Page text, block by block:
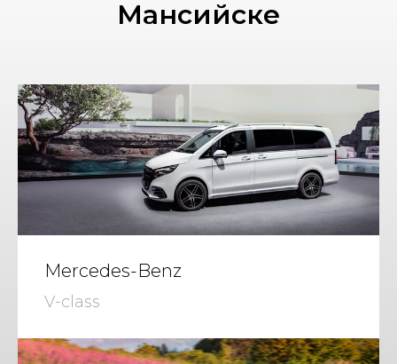
Мансийске
Mercedes-Benz
V-class